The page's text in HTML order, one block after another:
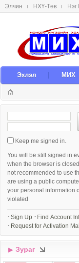
메뉴 건너뛰기
Элчин НХҮ-Төв Нэг
Эxлэл МИX
i
n
Keep me signed in.
You will be still signed in
when the browser is
not recommended to use
are using a public
your personal information
violated
Sign Up
Find Account
Request for Activation Mail
▶ Зураг